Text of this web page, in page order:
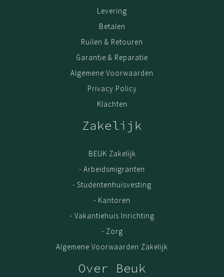
Om je wollen vloerkleed zo lang mogelijk mooi te houden
zodat je er van kunt blijven genieten, is een goed
onderhoud erg belangrijk. Stofzuig het kleed daarom
regelmatig met een ingeklapte borstel. Wekelijks én
meteen wanneer er zichtbaar vuil op ligt. Hang het bij
goed weer af en toe en half uurtje in de buitenlucht om
het kleed te luchten. Om slijtage te voorkomen draai je
vlekken meteen door te deppen met water.
Levering
Betalen
Ruilen & Retouren
Garantie & Reparatie
Algemene Voorwaarden
Privacy Policy
Klachten
Zakelijk
BEUK Zakelijk
- Arbeidsmigranten
- Studentenhuisvesting
- Kantoren
- Vakantiehuis Inrichting
- Zorg
Algemene Voorwaarden Zakelijk
Over Beuk